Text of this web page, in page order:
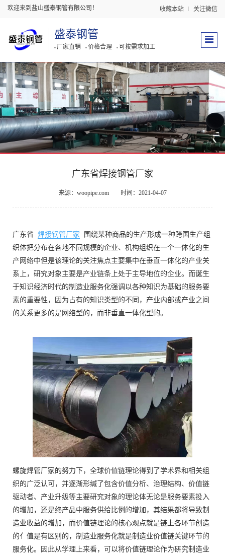
欢迎来到盐山盛泰钢管有限公司！ 收藏本站 关注微信
盛泰钢管
厂家直销 价格合理 可按需求加工
广东省焊接钢管厂家
来源：woopipe.com 时间：2021-04-07
广东省 焊接钢管厂家
围绕某种商品的生产形成一种跨国生产组
织体把分布在各地不同规模的企业、机构组织在一个一体化的生
产网络中但是该理论的关注焦点主要集中在垂直一体化的产业关
系上，研究对象主要是产业链条上处于主导地位的企业。而诞生
于知识经济时代的制造业服务化强调以各种知识为基础的服务要
素的重要性，因为占有的知识类型的不同，产业内部或产业之间
的关系更多的是网络型的，而非垂直一体化型的。
螺旋焊管厂家的努力下，全球价值链理论得到了学术界和相关组
织的广泛认可，并逐渐形缄了包含价值分析、治理结构、价值链
驱动者、产业升级等主要研究对象的理论体无论是服务要素投入
的增加，还是终产品中服务供给比例的增加，其结果都将导致制
造业收益的增加，而价值链理论的核心观点就是链上各环节创造
的亻值是有区别的，制造业服务化就是制造业价值链关键环节的
服务化。因此从学理上来看，可以将价值链理论作为硏究制造业